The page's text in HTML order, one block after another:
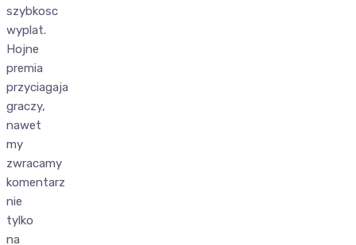
szybkosc
wyplat.
Hojne
premia
przyciagaja
graczy,
nawet
my
zwracamy
komentarz
nie
tylko
na